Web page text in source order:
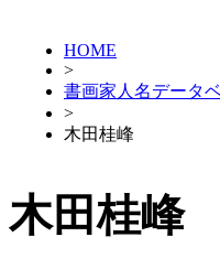
HOME
>
書画家人名データ
>
木田桂峰
木田桂峰